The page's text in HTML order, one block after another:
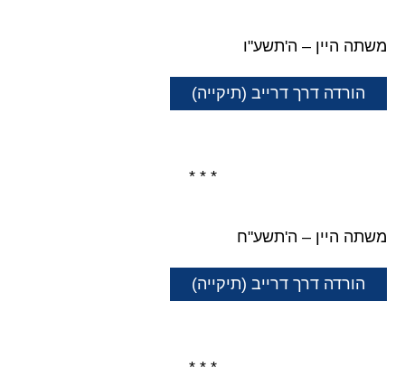
משתה היין – ה'תשע"ו
הורדה דרך דרייב (תיקייה)
* * *
משתה היין – ה'תשע"ח
הורדה דרך דרייב (תיקייה)
* * *